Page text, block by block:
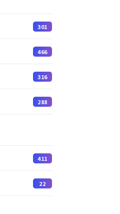
301
466
316
288
411
22